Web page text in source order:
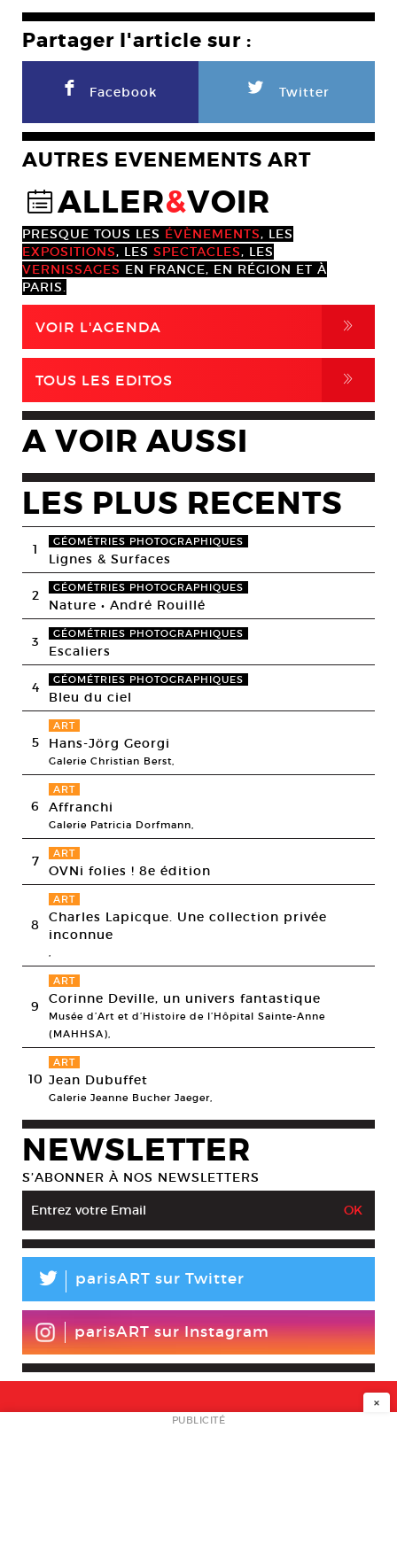
Partager l'article sur :
F Facebook L Twitter
AUTRES EVENEMENTS ART
@ALLER&VOIR
PRESQUE TOUS LES ÉVÈNEMENTS, LES
EXPOSITIONS, LES SPECTACLES, LES
VERNISSAGES EN FRANCE, EN RÉGION ET À
PARIS.
VOIR L'AGENDA ,
TOUS LES EDITOS ,
A VOIR AUSSI
LES PLUS RECENTS
1 GÉOMÉTRIES PHOTOGRAPHIQUES
Lignes & Surfaces
2 GÉOMÉTRIES PHOTOGRAPHIQUES
Nature • André Rouillé
3 GÉOMÉTRIES PHOTOGRAPHIQUES
Escaliers
4 GÉOMÉTRIES PHOTOGRAPHIQUES
Bleu du ciel
5
ART
Hans-Jörg Georgi
Galerie Christian Berst,
6
ART
Affranchi
Galerie Patricia Dorfmann,
7 ART
OVNi folies ! 8e édition
8
ART
Charles Lapicque. Une collection privée
inconnue
,
9
ART
Corinne Deville, un univers fantastique
Musée d’Art et d’Histoire de l’Hôpital Sainte-Anne
(MAHHSA),
10
ART
Jean Dubuffet
Galerie Jeanne Bucher Jaeger,
NEWSLETTER
S’ABONNER À NOS NEWSLETTERS
L parisART sur Twitter
parisART sur Instagram
NEWSLETTER
×
PUBLICITÉ